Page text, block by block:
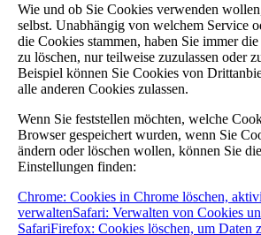
Wie und ob Sie Cookies verwenden
selbst. Unabhängig von welchem Service
die Cookies stammen, haben Sie immer
zu löschen, nur teilweise zuzulassen oder
Beispiel können Sie Cookies von
alle anderen Cookies zulassen.
Wenn Sie feststellen möchten, welche
Browser gespeichert wurden, wenn Sie
ändern oder löschen wollen, können Sie
Einstellungen finden:
Chrome: Cookies in Chrome löschen,
verwaltenSafari: Verwalten von Cookies
SafariFirefox: Cookies löschen, um Daten